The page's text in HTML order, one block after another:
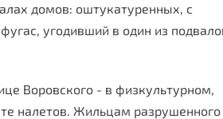
домов: оштукатуренных, с
угодивший в один из
Воровского - в физкультурном,
налетов. Жильцам разрушенного